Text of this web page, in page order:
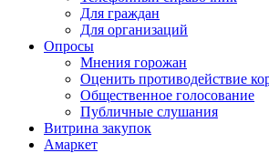
Для граждан
Для организаций
Опросы
Мнения горожан
Оценить противодействие
Общественное голосование
Публичные слушания
Витрина закупок
Амаркет